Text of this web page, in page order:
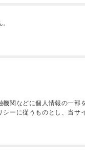
関などに個人情報の一部
ーに従うものとし、当サ